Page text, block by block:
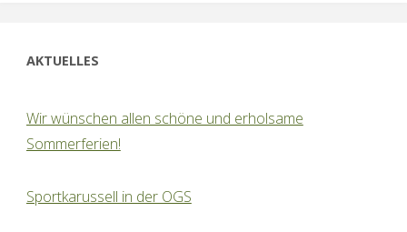
AKTUELLES
Wir wünschen allen schöne und erholsame
Sommerferien!
Sportkarussell in der OGS